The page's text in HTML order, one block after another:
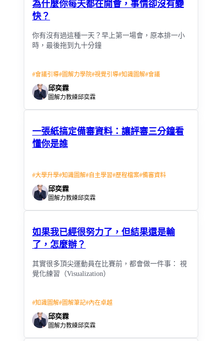
為什麼你每天都在開會，事情卻沒有變
快？
你有沒有過這種一天？早上第一場會，原本排一小
時，最後拖到九十分鐘
#會議引導#圖解力學院#視覺引導#知識圖解#會議
邱奕霖
圖解力教練邱奕霖
一張紙搞定備審資料：讓評審三分鐘看
懂你是誰
#大學升學#知識圖解#自主學習#歷程檔案#備審資料
邱奕霖
圖解力教練邱奕霖
如果我已經很努力了，但結果還是輸
了，怎麼辦？
其實很多頂尖運動員在比賽前，都會做一件事： 視
覺化練習（Visualization）
#知識圖解#圖解筆記#內在卓越
邱奕霖
圖解力教練邱奕霖